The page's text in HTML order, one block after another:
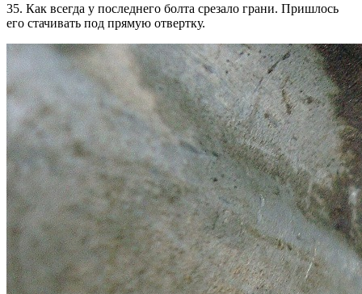
35. Как всегда у последнего болта срезало грани. Пришлось
его стачивать под прямую отвертку.